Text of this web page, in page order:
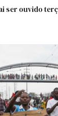
ser ouvido